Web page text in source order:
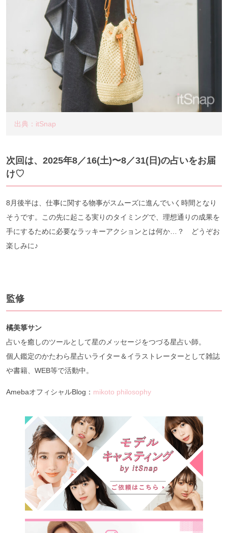
出典：itSnap
次回は、2025年8／16(土)〜8／31(日 )の占いをお届
け♡
8月後半は、仕事に関する物事がスムーズに進んでいく時間となり
そうです。この先に起こる実りのタイミングで、理想通りの成果を
手にするために必要なラッキーアクションとは何か…？ どうぞお
楽しみに♪
監修
橘美箏サン
占いを癒しのツールとして星のメッセージをつづる星占い師。
個人鑑定のかたわら星占いライター＆イラストレーターとして雑誌
や書籍、WEB等で活動中。
AmebaオフィシャルBlog： mikoto philosophy